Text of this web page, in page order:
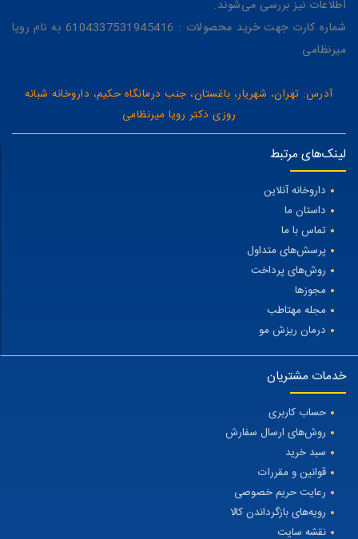
اطلاعات نیز بررسی می‌شوند.
شماره کارت جهت خرید محصولات : 6104337531945416 به نام رویا
میرنظامی
آدرس: تهران، شهریار، باغستان، جنب درمانگاه حکیم، داروخانه شبانه
روزی دکتر رویا میرنظامی
لینک‌های مرتبط
داروخانه آنلاین
داستان ما
تماس با ما
پرسش‌های متداول
روش‌های پرداخت
مجوزها
مجله مهتاطب
درمان ریزش مو
خدمات مشتریان
حساب کاربری
روش‌های ارسال سفارش
سبد خرید
قوانین و مقررات
رعایت حریم خصوصی
رویه‌های بازگرداندن کالا
نقشه سایت